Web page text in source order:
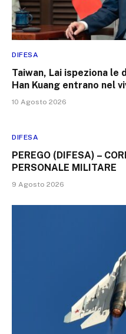
DIFESA
Taiwan, Lai ispeziona
Han Kuang entrano nel
10 Agosto 2026
DIFESA
PEREGO (DIFESA) –
PERSONALE MILITARE
9 Agosto 2026